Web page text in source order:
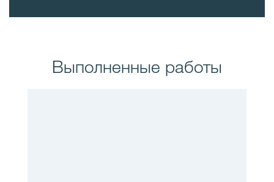
Bыполненные работы